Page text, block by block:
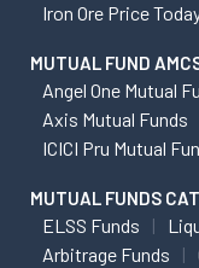
Iron Ore Price
MUTUAL FUND
Angel One Mutual
Axis Mutual Funds
ICICI Pru Mutual
MUTUAL FUNDS
ELSS Funds
Arbitrage Funds